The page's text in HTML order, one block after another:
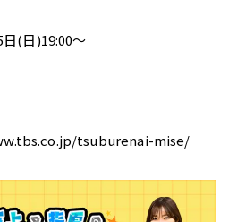
日(日)19:00～
tsuburenai-mise/